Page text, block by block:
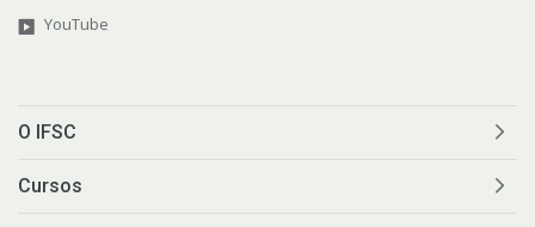
YouTube
O IFSC
Cursos